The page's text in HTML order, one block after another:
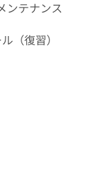
ンテナンス
（復習）